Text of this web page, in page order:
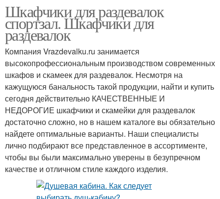
Шкафчики для раздевалок
спортзал. Шкафчики для
раздевалок
Компания Vrazdevalku.ru занимается
высокопрофессиональным производством современных
шкафов и скамеек для раздевалок. Несмотря на
кажущуюся банальность такой продукции, найти и купить
сегодня действительно КАЧЕСТВЕННЫЕ И
НЕДОРОГИЕ шкафчики и скамейки для раздевалок
достаточно сложно, но в нашем каталоге вы обязательно
найдете оптимальные варианты. Наши специалисты
лично подбирают все представленное в ассортименте,
чтобы вы были максимально уверены в безупречном
качестве и отличном стиле каждого изделия.